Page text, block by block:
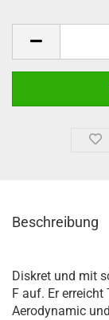
Beschreibung
Diskret und mit
F auf. Er
Aerodynamic